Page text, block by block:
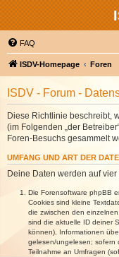
FAQ
ISDV-Homepage Foren
ISDV - Forum -
Diese Richtlinie beschreibt,
(im Folgenden „der
Foren-Besuchs gesammelt
UMFANG UND ART DER
Deine Daten werden auf
Die Forensoftware phpBB
Cookies sind kleine
die zwischen den
sind die aktuelle ID deiner
können), Informationen
gelesen/ungelesen; sofern
Teilnahme an Umfragen